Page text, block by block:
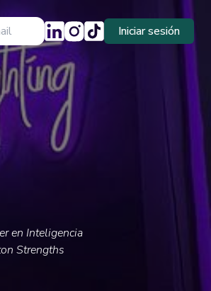
Iniciar sesión
en Inteligencia
Strengths